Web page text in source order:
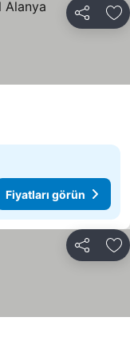
Paylaş
Fiyatları görün
Paylaş